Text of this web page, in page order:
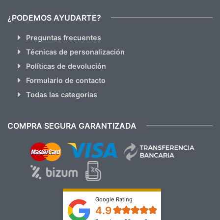
¿PODEMOS AYUDARTE?
Preguntas frecuentes
Técnicas de personalización
Políticas de devolución
Formulario de contacto
Todas las categorías
COMPRA SEGURA GARANTIZADA
Google Rating
4.9